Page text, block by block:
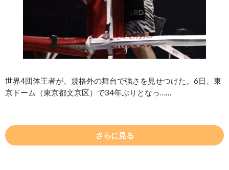
世界4団体王者が、規格外の舞台で強さを見せつけた。6日、東
京ドーム（東京都文京区）で34年ぶりとなっ……
さらに見る